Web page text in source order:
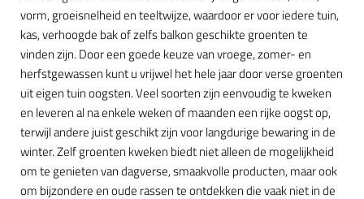
vorm, groeisnelheid en teeltwijze, waardoor er voor iedere tuin,
kas, verhoogde bak of zelfs balkon geschikte groenten te
vinden zijn. Door een goede keuze van vroege, zomer- en
herfstgewassen kunt u vrijwel het hele jaar door verse groenten
uit eigen tuin oogsten. Veel soorten zijn eenvoudig te kweken
en leveren al na enkele weken of maanden een rijke oogst op,
terwijl andere juist geschikt zijn voor langdurige bewaring in de
winter. Zelf groenten kweken biedt niet alleen de mogelijkheid
om te genieten van dagverse, smaakvolle producten, maar ook
om bijzondere en oude rassen te ontdekken die vaak niet in de